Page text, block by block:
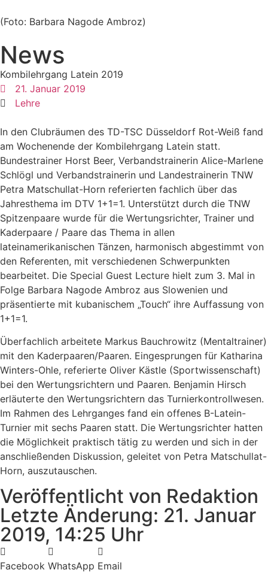
(Foto: Barbara Nagode Ambroz)
News
Kombilehrgang Latein 2019
21. Januar 2019
Lehre
In den Clubräumen des TD-TSC Düsseldorf Rot-Weiß fand
am Wochenende der Kombilehrgang Latein statt.
Bundestrainer Horst Beer, Verbandstrainerin Alice-Marlene
Schlögl und Verbandstrainerin und Landestrainerin TNW
Petra Matschullat-Horn referierten fachlich über das
Jahresthema im DTV 1+1=1. Unterstützt durch die TNW
Spitzenpaare wurde für die Wertungsrichter, Trainer und
Kaderpaare / Paare das Thema in allen
lateinamerikanischen Tänzen, harmonisch abgestimmt von
den Referenten, mit verschiedenen Schwerpunkten
bearbeitet. Die Special Guest Lecture hielt zum 3. Mal in
Folge Barbara Nagode Ambroz aus Slowenien und
präsentierte mit kubanischem „Touch“ ihre Auffassung von
1+1=1.
Überfachlich arbeitete Markus Bauchrowitz (Mentaltrainer)
mit den Kaderpaaren/Paaren. Eingesprungen für Katharina
Winters-Ohle, referierte Oliver Kästle (Sportwissenschaft)
bei den Wertungsrichtern und Paaren. Benjamin Hirsch
erläuterte den Wertungsrichtern das Turnierkontrollwesen.
Im Rahmen des Lehrganges fand ein offenes B-Latein-
Turnier mit sechs Paaren statt. Die Wertungsrichter hatten
die Möglichkeit praktisch tätig zu werden und sich in der
anschließenden Diskussion, geleitet von Petra Matschullat-
Horn, auszutauschen.
Veröffentlicht von Redaktion
Letzte Änderung: 21. Januar
2019, 14:25 Uhr
Facebook WhatsApp Email